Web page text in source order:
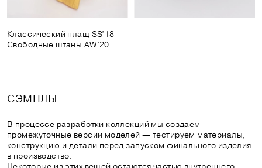
Классический плащ SS’18
Свободные штаны AW’20
СЭМПЛЫ
В процессе разработки коллекций мы создаём
промежуточные версии моделей — тестируем материалы,
конструкцию и детали перед запуском финального изделия
в производство.